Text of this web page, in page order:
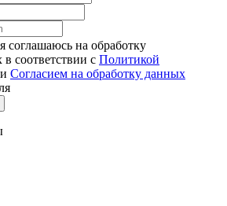
соглашаюсь на обработку
соответствии с Политикой
и Согласием на обработку данных